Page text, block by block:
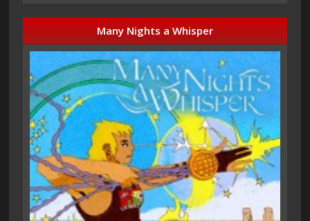
Many Nights a Whisper